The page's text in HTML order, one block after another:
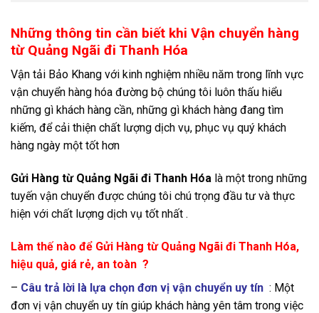
Những thông tin cần biết khi Vận chuyển hàng
từ Quảng Ngãi đi Thanh Hóa
Vận tải Bảo Khang với kinh nghiệm nhiều năm trong lĩnh vực
vận chuyển hàng hóa đường bộ chúng tôi luôn thấu hiểu
những gì khách hàng cần, những gì khách hàng đang tìm
kiếm, để cải thiện chất lượng dịch vụ, phục vụ quý khách
hàng ngày một tốt hơn
Gửi Hàng từ Quảng Ngãi đi Thanh Hóa là một trong những
tuyến vận chuyển được chúng tôi chú trọng đầu tư và thực
hiện với chất lượng dịch vụ tốt nhất .
Làm thế nào để Gửi Hàng từ Quảng Ngãi đi Thanh Hóa,
hiệu quả, giá rẻ, an toàn ?
– Câu trả lời là lựa chọn đơn vị vận chuyển uy tín : Một
đơn vị vận chuyển uy tín giúp khách hàng yên tâm trong việc